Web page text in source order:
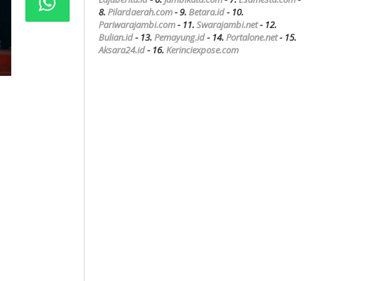
8.Pilardaerah.com- 9.Betara.id- 10.
Pariwarajambi.com- 11.Swarajambi.net- 12.
Bulian.id- 13.Pemayung.id- 14.Portalone.net- 15.
Aksara24.id- 16.Kerinciexpose.com